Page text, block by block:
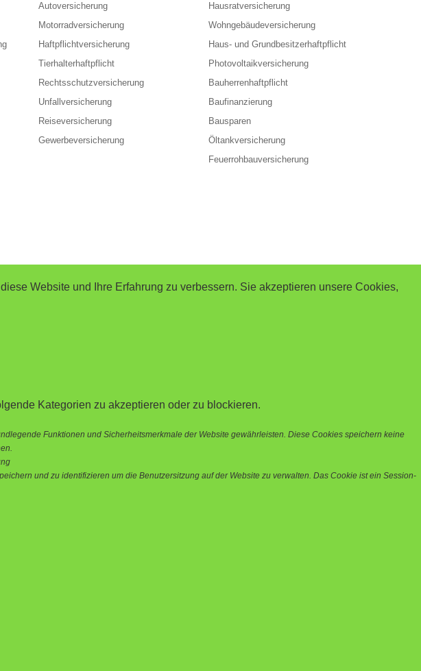
Autoversicherung
Motorradversicherung
Haftpflichtversicherung
Tierhalterhaftpflicht
Rechtsschutzversicherung
Unfallversicherung
Reiseversicherung
Gewerbeversicherung
Hausratversicherung
Wohngebäudeversicherung
Haus- und Grundbesitzerhaftpflicht
Photovoltaikversicherung
Bauherrenhaftpflicht
Baufinanzierung
Bausparen
Öltankversicherung
Feuerrohbauversicherung
Website und Ihre Erfahrung zu verbessern. Sie akzeptieren unsere Cookies,
Kategorien zu akzeptieren oder zu blockieren.
Funktionen und Sicherheitsmerkmale der Website gewährleisten. Diese Cookies speichern keine
und zu identifizieren um die Benutzersitzung auf der Website zu verwalten. Das Cookie ist ein Session-